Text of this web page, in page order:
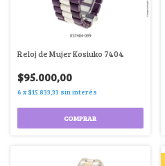
Reloj de Mujer Kosiuko 7404
$95.000,00
6 x$15.833,33 sin interés
COMPRAR